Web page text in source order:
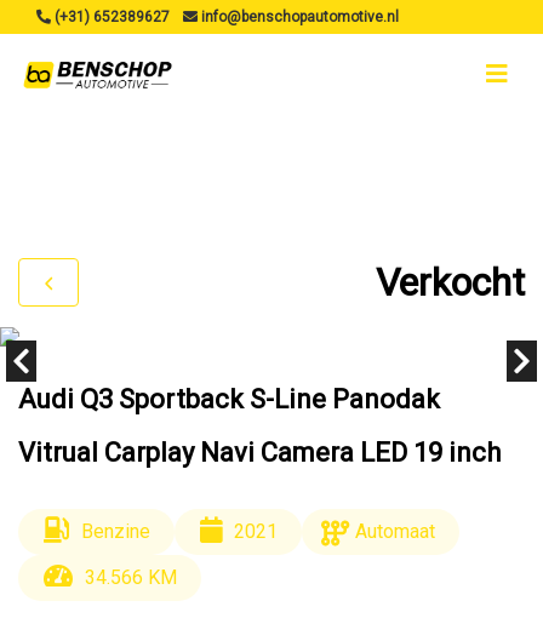
(+31) 652389627 info@benschopautomotive.nl
Verkocht
Audi Q3 Sportback S-Line Panodak
Vitrual Carplay Navi Camera LED 19 inch
Benzine 2021
Automaat
34.566 KM